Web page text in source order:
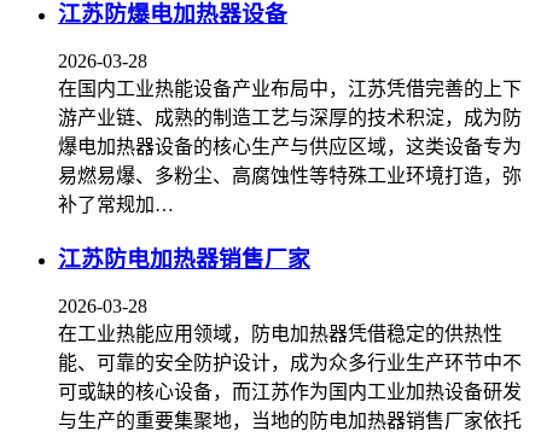
江苏防爆电加热器设备
2026-03-28
在国内工业热能设备产业布局中，江苏凭借完善的上下
游产业链、成熟的制造工艺与深厚的技术积淀，成为防
爆电加热器设备的核心生产与供应区域，这类设备专为
易燃易爆、多粉尘、高腐蚀性等特殊工业环境打造，弥
补了常规加…
江苏防电加热器销售厂家
2026-03-28
在工业热能应用领域，防电加热器凭借稳定的供热性
能、可靠的安全防护设计，成为众多行业生产环节中不
可或缺的核心设备，而江苏作为国内工业加热设备研发
与生产的重要集聚地，当地的防电加热器销售厂家依托